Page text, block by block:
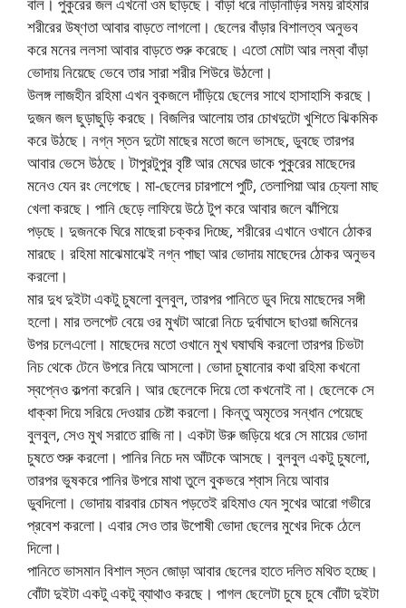
শরীরের উষ্ণতা আবার বাড়তে লাগলো। ছেলের বাঁড়ার বিশালত্ব অনুভব
করে মনের ললসা আবার বাড়তে শুরু করেছে। এতো মোটা আর লম্বা বাঁড়া
ভোদায় নিয়েছে ভেবে তার সারা শরীর শিউরে উঠলো।
উলঙ্গ লাজহীন রহিমা এখন বুকজলে দাঁড়িয়ে ছেলের সাথে হাসাহাসি করছে।
দুজন জল ছুড়াছুড়ি করছে। বিজলির আলোয় তার চোখদুটো খুশিতে ঝিকমিক
করে উঠছে। নগ্ন স্তন দুটো মাছের মতো জলে ভাসছে, ডুবছে তারপর
আবার ভেসে উঠছে। টাপুরটুপুর বৃষ্টি আর মেঘের ডাকে পুকুরের মাছেদের
মনেও যেন রং লেগেছে। মা-ছেলের চারপাশে পুটি, তেলাপিয়া আর চ্যেলা মাছ
খেলা করছে। পানি ছেড়ে লাফিয়ে উঠে টুপ করে আবার জলে ঝাঁপিয়ে
পড়ছে। দুজনকে ঘিরে মাছেরা চক্কর দিচ্ছে, শরীরের এখানে ওখানে ঠোকর
মারছে। রহিমা মাঝেমাঝেই নগ্ন পাছা আর ভোদায় মাছেদের ঠোকর অনুভব
করলো।
মার দুধ দুইটা একটু চুষলো বুলবুল, তারপর পানিতে ডুব দিয়ে মাছেদের সঙ্গী
হলো। মার তলপেট বেয়ে ওর মুখটা আরো নিচে দুর্বাঘাসে ছাওয়া জমিনের
উপর চলেএলো। মাছেদের মতো ওখানে মুখ ঘষাঘষি করলো তারপর চিভটা
নিচ থেকে টেনে উপরে নিয়ে আসলো। ভোদা চুষানোর কথা রহিমা কখনো
স্বপ্নেও কল্পনা করেনি। আর ছেলেকে দিয়ে তো কখনোই না। ছেলেকে সে
ধাক্কা দিয়ে সরিয়ে দেওয়ার চেষ্টা করলো। কিন্তু অমৃতের সন্ধান পেয়েছে
বুলবুল, সেও মুখ সরাতে রাজি না। একটা উরু জড়িয়ে ধরে সে মায়ের ভোদা
চুষতে শুরু করলো। পানির নিচে দম আঁটকে আসছে। বুলবুল একটু চুষলো,
তারপর ভুষকরে পানির উপরে মাথা তুলে বুকভরে শ্বাস নিয়ে আবার
ডুবদিলো। ভোদায় বারবার চোষন পড়তেই রহিমাও যেন সুখের আরো গভীরে
প্রবেশ করলো। এবার সেও তার উপোষী ভোদা ছেলের মুখের দিকে ঠেলে
দিলো।
পানিতে ভাসমান বিশাল স্তন জোড়া আবার ছেলের হাতে দলিত মথিত হচ্ছে।
বোঁটা দুইটা একটু একটু ব্যাথাও করছে। পাগল ছেলেটা চুষে চুষে বোঁটা দুইটা